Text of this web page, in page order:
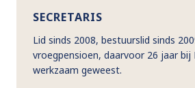
SECRETARIS
Lid sinds 2008, bestuurslid sinds
vroegpensioen, daarvoor 26 jaar bij
werkzaam geweest.